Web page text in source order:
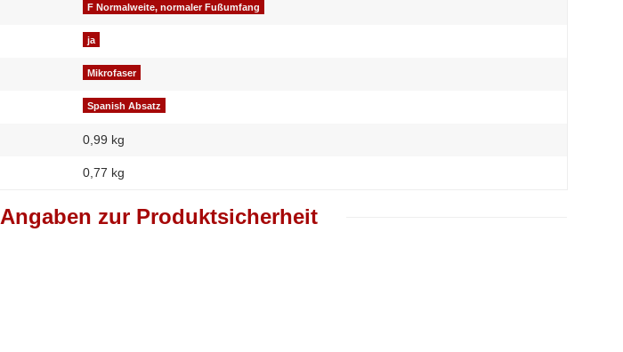
F Normalweite, normaler Fußumfang
ja
Mikrofaser
Spanish Absatz
0,99 kg
0,77 kg
Angaben zur Produktsicherheit